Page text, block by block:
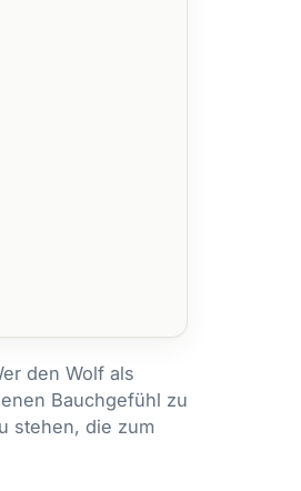
den Wolf als
Bauchgefühl zu
stehen, die zum